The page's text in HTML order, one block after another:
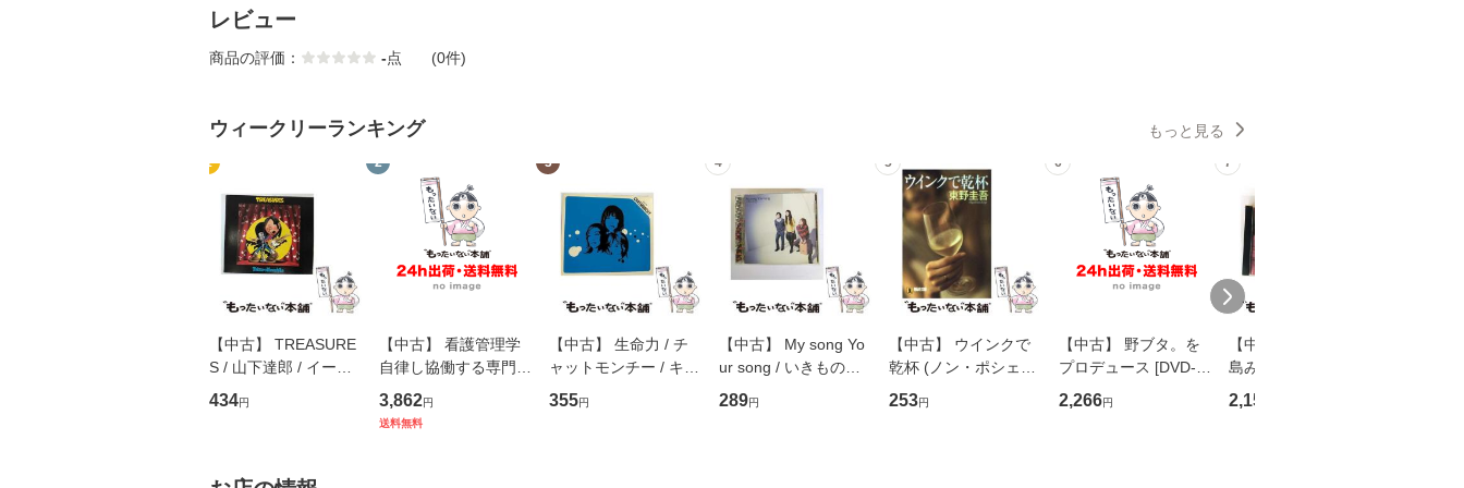
レビュー
商品の評価： -点 (0件)
ウィークリーランキング もっと見る
1
【中古】 TREASURE
S / 山下達郎 / イース
トウエスト・ジャパン
[CD]【メール便送料無
434円
2
【中古】 看護管理学
自律し協働する専門職
の看護マネジメントス
キル 改訂第3版 (看護
3,862円
送料無料
3
【中古】 生命力 / チ
ャットモンチー / キュ
ーンレコード [CD]
【メール便送料無料】
355円
4
【中古】 My song Yo
ur song / いきものが
かり / [CD]【メール便
送料無料】
289円
5
【中古】 ウインクで
乾杯 (ノン・ポシェッ
ト) / 東野圭吾 / 祥伝
社 [文庫]【メール便送
253円
6
【中古】 野ブタ。を
プロデュース [DVD-B
OX] / バップ [DVD]
【メール便送料無料】
2,266円
7
【中古】 寒水魚 / 中
島みゆき / [CD]【メー
ル便送料無料】
2,150